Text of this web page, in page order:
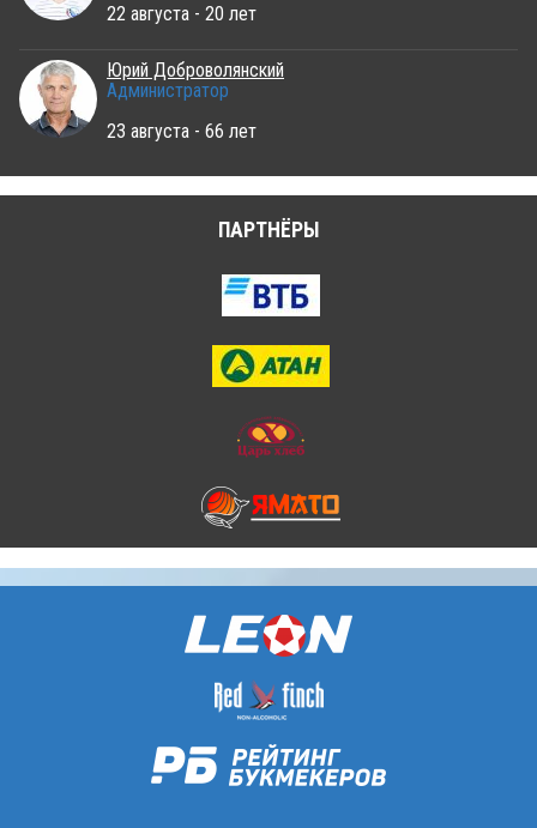
22 августа - 20 лет
Юрий Доброволянский
Администратор
23 августа - 66 лет
ПАРТНЁРЫ